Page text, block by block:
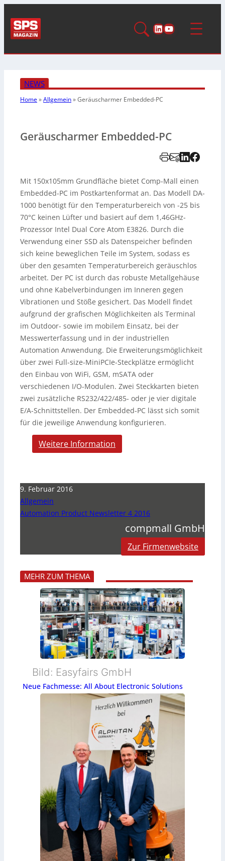
LinkedIn
YouTube
NEWS
Home»Allgemein»Geräuscharmer Embedded-PC
Geräuscharmer Embedded-PC
Mit 150x105mm Grundfläche bietet Comp-Mall einen
Embedded-PC im Postkartenformat an. Das Modell DA-
1000 benötigt für den Temperaturbereich von -25 bis
70°C keinen Lüfter und basiert auf dem 1,46GHz-
Prozessor Intel Dual Core Atom E3826. Durch die
Verwendung einer SSD als Datenspeicher befinden
sich keine beweglichen Teile im System, sodass es
über den gesamten Temperaturbereich geräuschlos
arbeitet. Der PC ist durch das robuste Metallgehäuse
und ohne Kabelverbindungen im Inneren gegen
Vibrationen und Stöße gesichert. Das Modell findet
aufgrund der grafischen Möglichkeiten als Terminal
im Outdoor- sowie im mobilem Einsatz, bei der
Messwerterfassung und in der industriellen
Automation Anwendung. Die Erweiterungsmöglichkeit
über zwei Full-size-MiniPCIe-Steckplätze ermöglicht
den Einbau von WiFi, GSM, mSATA oder
verschiedenen I/O-Modulen. Zwei Steckkarten bieten
zwei zusätzliche RS232/422/485- oder je vier digitale
E/A-Schnittstellen. Der Embedded-PC lässt sich somit
für die jeweilige Anwendung konfigurieren.
Weitere Information
9. Februar 2016
Allgemein
Automation Product Newsletter 4 2016
compmall GmbH
Zur Firmenwebsite
MEHR ZUM THEMA
Bild: Easyfairs GmbH
Neue Fachmesse: All About Electronic Solutions